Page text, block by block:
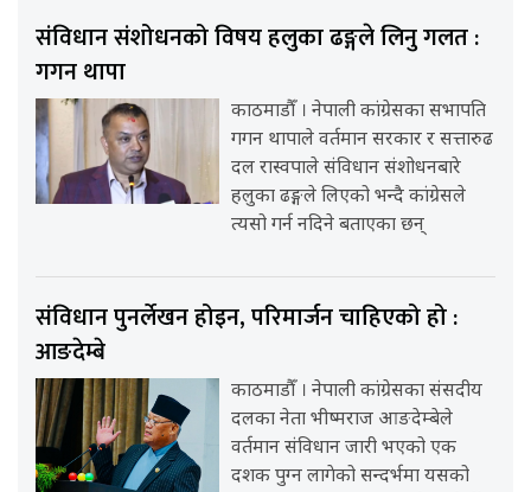
संविधान संशोधनको विषय हलुका ढङ्गले लिनु गलत :
गगन थापा
काठमाडौँ । नेपाली कांग्रेसका सभापति
गगन थापाले वर्तमान सरकार र सत्तारुढ
दल रास्वपाले संविधान संशोधनबारे
हलुका ढङ्गले लिएको भन्दै कांग्रेसले
त्यसो गर्न नदिने बताएका छन्
संविधान पुनर्लेखन होइन, परिमार्जन चाहिएको हो :
आङदेम्बे
काठमाडौँ । नेपाली कांग्रेसका संसदीय
दलका नेता भीष्मराज आङदेम्बेले
वर्तमान संविधान जारी भएको एक
दशक पुग्न लागेको सन्दर्भमा यसको